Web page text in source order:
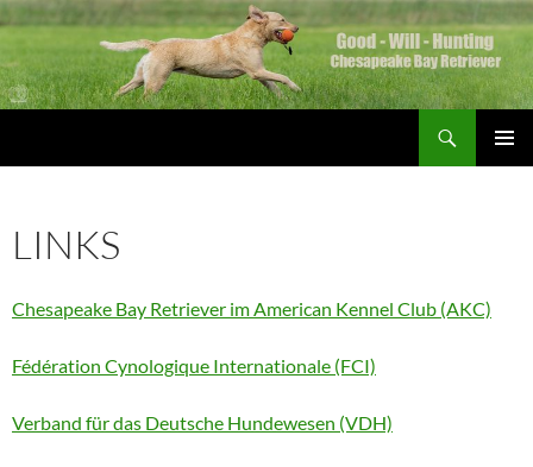
Zum
springen
LINKS
Chesapeake Bay Retriever im American Kennel Club (AKC)
Fédération Cynologique Internationale (FCI)
Verband für das Deutsche Hundewesen (VDH)